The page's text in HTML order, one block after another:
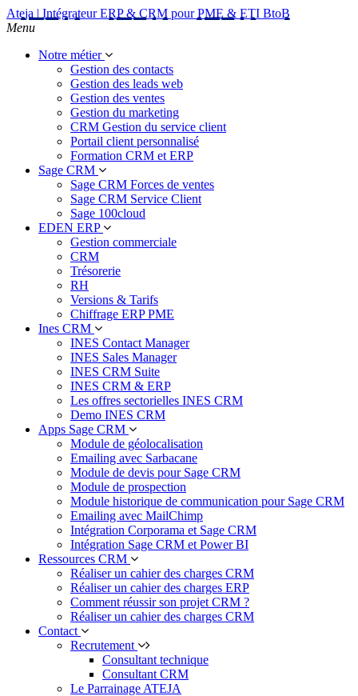
Ateja | Intégrateur ERP & CRM pour PME & ETI BtoB
Menu
Notre métier
Gestion des contacts
Gestion des leads web
Gestion des ventes
Gestion du marketing
CRM Gestion du service client
Portail client personnalisé
Formation CRM et ERP
Sage CRM
Sage CRM Forces de ventes
Sage CRM Service Client
Sage 100cloud
EDEN ERP
Gestion commerciale
CRM
Trésorerie
RH
Versions & Tarifs
Chiffrage ERP PME
Ines CRM
INES Contact Manager
INES Sales Manager
INES CRM Suite
INES CRM & ERP
Les offres sectorielles INES CRM
Demo INES CRM
Apps Sage CRM
Module de géolocalisation
Emailing avec Sarbacane
Module de devis pour Sage CRM
Module de prospection
Module historique de communication pour Sage CRM
Emailing avec MailChimp
Intégration Corporama et Sage CRM
Intégration Sage CRM et Power BI
Ressources CRM
Réaliser un cahier des charges CRM
Réaliser un cahier des charges ERP
Comment réussir son projet CRM ?
Réaliser un cahier des charges CRM
Contact
Recrutement
Consultant technique
Consultant CRM
Le Parrainage ATEJA